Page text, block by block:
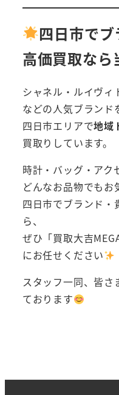
四日市で
高価買取なら
シャネル・ルイヴィ
などの人気ブランド
四日市エリアで地域
買取りしています。
時計・バッグ・アク
どんなお品物でもお
四日市でブランド・
ら、
ぜひ「買取大吉
にお任せください
スタッフ一同、皆さ
ております